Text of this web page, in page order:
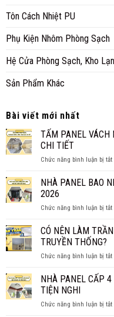
Tôn Cách Nhiệt PU
Phụ Kiện Nhôm Phòng Sạch
Hệ Cửa Phòng Sạch, Kho
Sản Phẩm Khác
Bài viết mới nhất
TẤM PANEL VÁCH
CHI TIẾT
Chức năng bình luận bị tắtở
NHÀ PANEL BAO
2026
Chức năng bình luận bị tắtở
CÓ NÊN LÀM
TRUYỀN THỐNG?
Chức năng bình luận bị tắtở
NHÀ PANEL CẤP
TIỆN NGHI
Chức năng bình luận bị tắtở